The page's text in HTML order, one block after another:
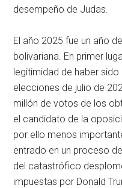
desempeño de Judas.
El año 2025 fue un año
bolivariana. En primer
legitimidad de haber
elecciones de julio de
millón de votos de los
el candidato de la
por ello menos
entrado en un proceso
del catastrófico
impuestas por Donald